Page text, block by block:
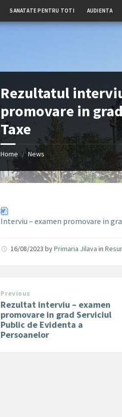
SANATATE PENTRU TOTI AUDIENTA
Rezultatul
promovare in
Taxe
Home / News
Interviu – examen promovare in
16/08/2023byPrimaria Jilava in
Previous
Rezultat interviu – examen
promovare in grad Serviciul
Public de Evidenta a
Persoanelor